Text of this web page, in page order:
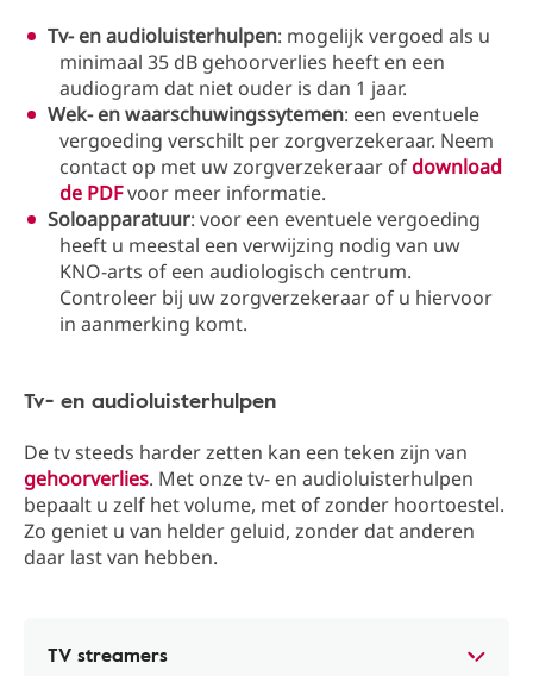
Tv- en audioluisterhulpen: mogelijk vergoed als u
minimaal 35 dB gehoorverlies heeft en een
audiogram dat niet ouder is dan 1 jaar.
Wek- en waarschuwingssytemen: een eventuele
vergoeding verschilt per zorgverzekeraar. Neem
contact op met uw zorgverzekeraar ofdownload
de PDFvoor meer informatie.
Soloapparatuur: voor een eventuele vergoeding
heeft u meestal een verwijzing nodig van uw
KNO-arts of een audiologisch centrum.
Controleer bij uw zorgverzekeraar of u hiervoor
in aanmerking komt.
Tv- en audioluisterhulpen
De tv steeds harder zetten kan een teken zijn van
gehoorverlies. Met onze tv- en audioluisterhulpen
bepaalt u zelf het volume, met of zonder hoortoestel.
Zo geniet u van helder geluid, zonder dat anderen
daar last van hebben.
TV streamers